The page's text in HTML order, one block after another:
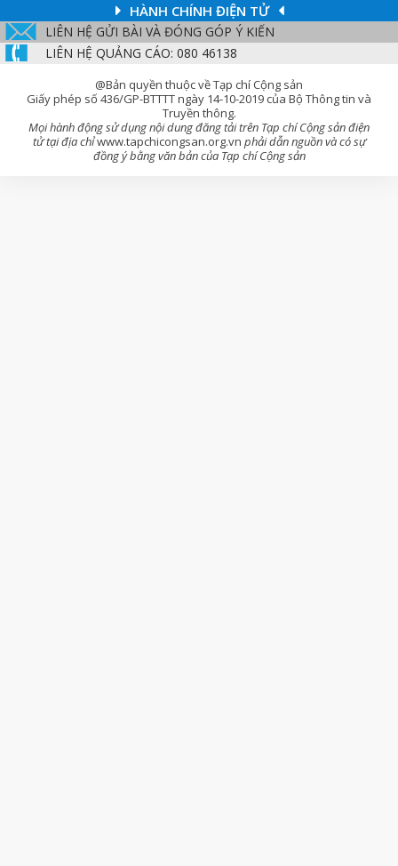
HÀNH CHÍNH ĐIỆN TỬ
LIÊN HỆ GỬI BÀI VÀ ĐÓNG GÓP Ý KIẾN
LIÊN HỆ QUẢNG CÁO: 080 46138
@Bản quyền thuộc về Tạp chí Cộng sản
Giấy phép số 436/GP-BTTTT ngày 14-10-2019 của Bộ Thông tin và
Truyền thông.
Mọi hành động sử dụng nội dung đăng tải trên Tạp chí Cộng sản điện
tử tại địa chỉwww.tapchicongsan.org.vn phải dẫn nguồn và có sự
đồng ý bằng văn bản của Tạp chí Cộng sản